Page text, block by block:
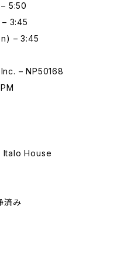
5:50
3:45
– 3:45
– NP50168
Italo House
済み